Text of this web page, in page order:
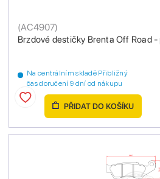
Brzdové destičky Brenta Off Road -
(AC4907)
Na centrálním skladě Přibližný
čas doručení 9 dní od nákupu
PŘIDAT DO KOŠÍKU